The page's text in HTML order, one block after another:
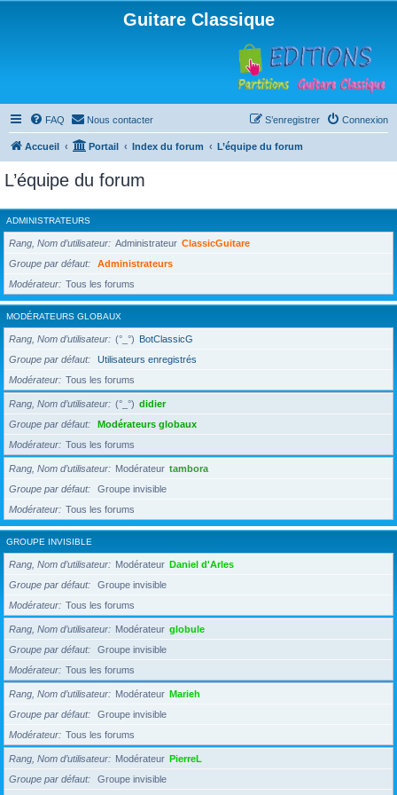
Guitare Classique
FAQ Nous contacter Connexion
S’enregistrer
Accueil Portail Index du forum L’équipe du forum
L’équipe du forum
ADMINISTRATEURS
Rang, Nom d’utilisateur Administrateur ClassicGuitare
Groupe par défaut
Administrateurs
Modérateur
Tous les forums
MODÉRATEURS GLOBAUX
Rang, Nom d’utilisateur (°_°) BotClassicG
Groupe par défaut
Utilisateurs enregistrés
Modérateur
Tous les forums
Rang, Nom d’utilisateur (°_°) didier
Groupe par défaut
Modérateurs globaux
Modérateur
Tous les forums
Rang, Nom d’utilisateur Modérateur tambora
Groupe par défaut
Groupe invisible
Modérateur
Tous les forums
GROUPE INVISIBLE
Rang, Nom d’utilisateur Modérateur Daniel d'Arles
Groupe par défaut
Groupe invisible
Modérateur
Tous les forums
Rang, Nom d’utilisateur Modérateur globule
Groupe par défaut
Groupe invisible
Modérateur
Tous les forums
Rang, Nom d’utilisateur Modérateur Marieh
Groupe par défaut
Groupe invisible
Modérateur
Tous les forums
Rang, Nom d’utilisateur Modérateur PierreL
Groupe par défaut
Groupe invisible